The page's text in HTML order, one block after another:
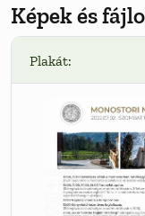
Képek és
Plakát: